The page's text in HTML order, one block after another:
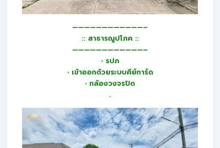
————————————–
:: สาธารณูปโภค ::
————————————–
• รปภ
• เข้าออกด้วยระบบคีย์การ์ด
• กล้องวงจรปิด
.